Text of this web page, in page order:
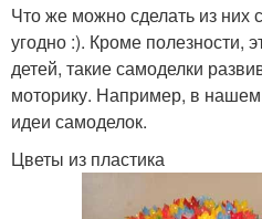
Что же можно сделать из них
угодно :). Кроме полезности,
детей, такие самоделки
моторику. Например, в нашем
идеи самоделок.
Цветы из пластика